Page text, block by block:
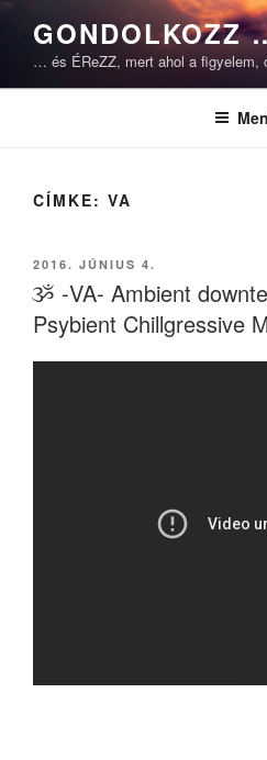
Tartalomhoz
GONDOLKOZZ
… és ÉReZZ, mert ahol a figyelem,
CÍMKE: VA
BEKÜLDVE:
2016. JÚNIUS 4.
ૐ -VA- Ambient
Psybient Chillgressive